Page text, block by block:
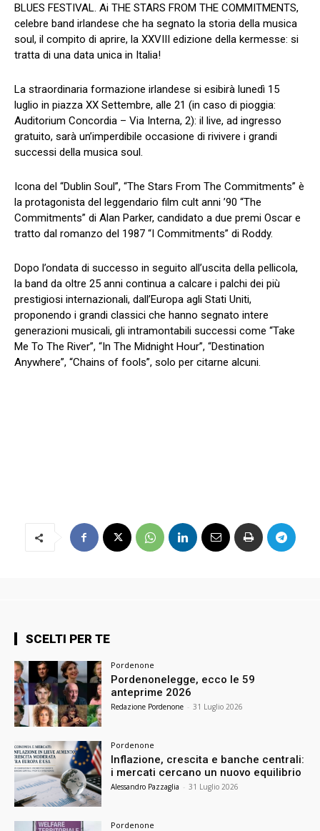
BLUES FESTIVAL. Ai THE STARS FROM THE COMMITMENTS,
celebre band irlandese che ha segnato la storia della musica
soul, il compito di aprire, la XXVIII edizione della kermesse: si
tratta di una data unica in Italia!
La straordinaria formazione irlandese si esibirà lunedì 15
luglio in piazza XX Settembre, alle 21 (in caso di pioggia:
Auditorium Concordia – Via Interna, 2): il live, ad ingresso
gratuito, sarà un’imperdibile occasione di rivivere i grandi
successi della musica soul.
Icona del “Dublin Soul”, “The Stars From The Commitments” è
la protagonista del leggendario film cult anni ’90 “The
Commitments” di Alan Parker, candidato a due premi Oscar e
tratto dal romanzo del 1987 “I Commitments” di Roddy.
Dopo l’ondata di successo in seguito all’uscita della pellicola,
la band da oltre 25 anni continua a calcare i palchi dei più
prestigiosi internazionali, dall’Europa agli Stati Uniti,
proponendo i grandi classici che hanno segnato intere
generazioni musicali, gli intramontabili successi come “Take
Me To The River”, “In The Midnight Hour”, “Destination
Anywhere”, “Chains of fools”, solo per citarne alcuni.
SCELTI PER TE
Pordenone
Pordenonelegge, ecco le 59
anteprime 2026
Redazione Pordenone - 31 Luglio 2026
Pordenone
Inflazione, crescita e banche centrali:
i mercati cercano un nuovo equilibrio
Alessandro Pazzaglia - 31 Luglio 2026
Pordenone